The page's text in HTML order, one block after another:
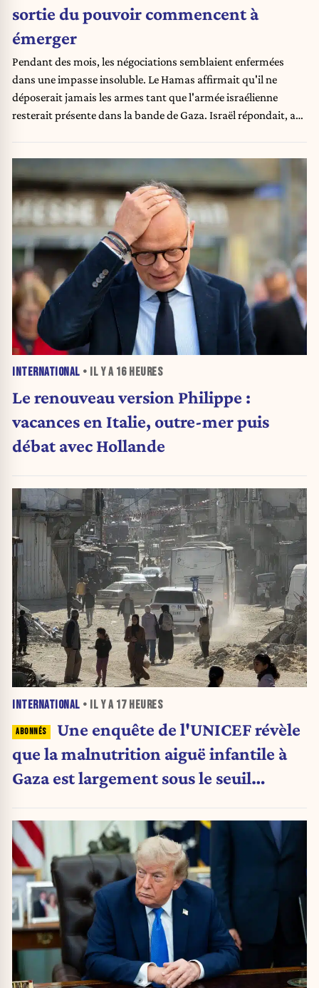
sortie du pouvoir commencent à
émerger
Pendant des mois, les négociations semblaient enfermées
dans une impasse insoluble. Le Hamas affirmait qu'il ne
déposerait jamais les armes tant que l'armée israélienne
resterait présente dans la bande de Gaza. Israël répondait, au
INTERNATIONAL • IL Y A 16 HEURES
Le renouveau version Philippe :
vacances en Italie, outre-mer puis
débat avec Hollande
INTERNATIONAL • IL Y A 17 HEURES
Une enquête de l'UNICEF révèle
que la malnutrition aiguë infantile à
Gaza est largement sous le seuil